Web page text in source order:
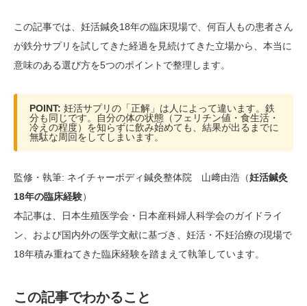
この記事では、妊活鍼灸18年の臨床現場で、何百人もの患者さん
が鉄分サプリを試してきた経過を見続けてきた立場から、本当に
意味のある選び方を5つのポイントで整理します。
POINT: 妊活サプリの「正解」は人によって違います。鉄
分も同じです。自分の体の状態（フェリチン値・食生活・
冷えの程度）を知らずに飲み始めても、結果が出るまでに
無駄な周回をしてしまいます。
監修・執筆: ネイチャーボディ鍼灸整体院 山﨑由浩（妊活鍼灸
18年の臨床経験）
本記事は、日本生殖医学会・日本産科婦人科学会のガイドライ
ン、および国内外の医学文献に基づき、妊活・不妊治療の現場で
18年積み重ねてきた臨床経験を踏まえて執筆しています。
この記事でわかること